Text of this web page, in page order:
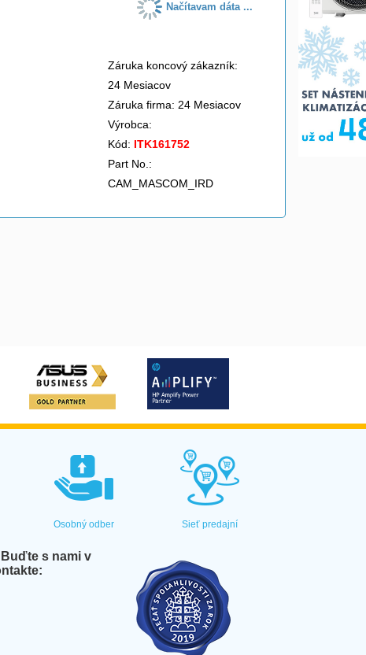
Načítavam dáta ...
Záruka koncový zákazník:
24 Mesiacov
Záruka firma: 24 Mesiacov
Výrobca:
Kód: ITK161752
Part No.:
CAM_MASCOM_IRD
Osobný odber Sieť predajní
Buďte s nami v